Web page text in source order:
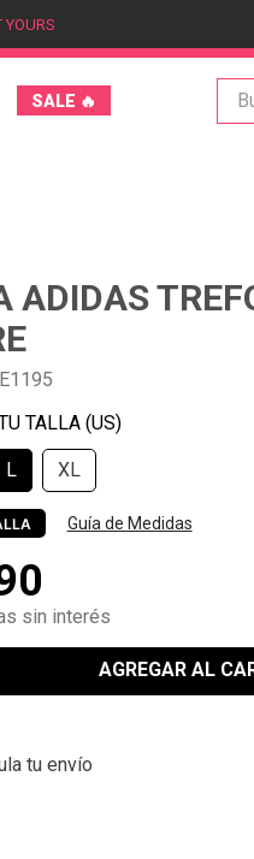
YOURS
SALE 🔥
ADIDAS
L XL
Guía de Medidas
sin interés
AGREGAR AL
tu envío